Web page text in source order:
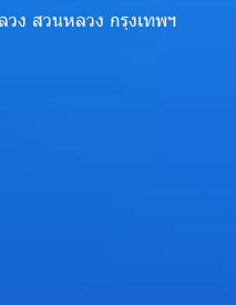
ง สวนหลวง กรุงเทพฯ